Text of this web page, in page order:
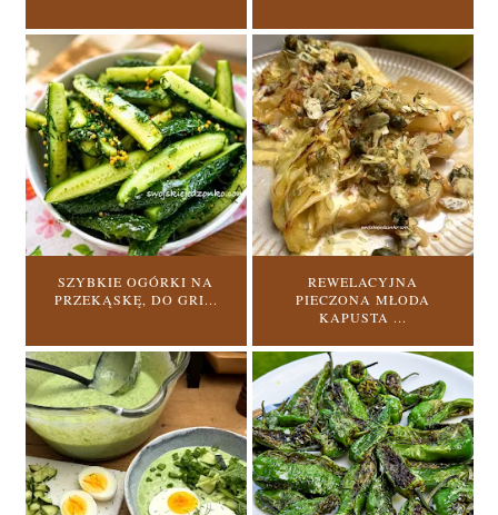
SZYBKIE OGÓRKI NA
PRZEKĄSKĘ, DO GRI...
REWELACYJNA
PIECZONA MŁODA
KAPUSTA ...